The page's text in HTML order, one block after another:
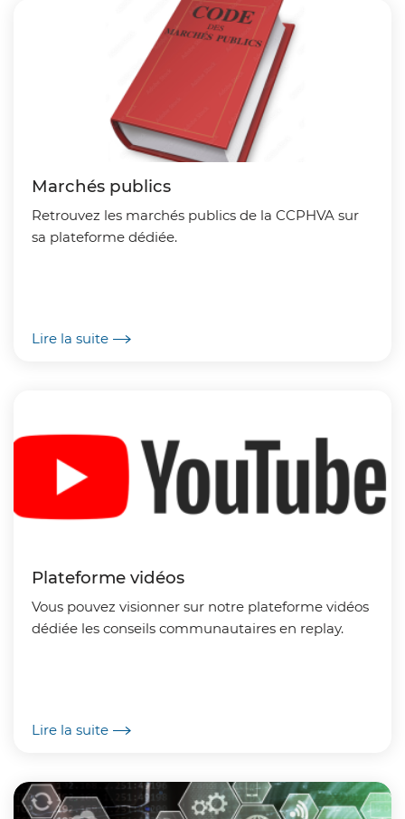
Marchés publics
Retrouvez les marchés publics de la CCPHVA sur
sa plateforme dédiée.
Lire la suite
Plateforme vidéos
Vous pouvez visionner sur notre plateforme vidéos
dédiée les conseils communautaires en replay.
Lire la suite